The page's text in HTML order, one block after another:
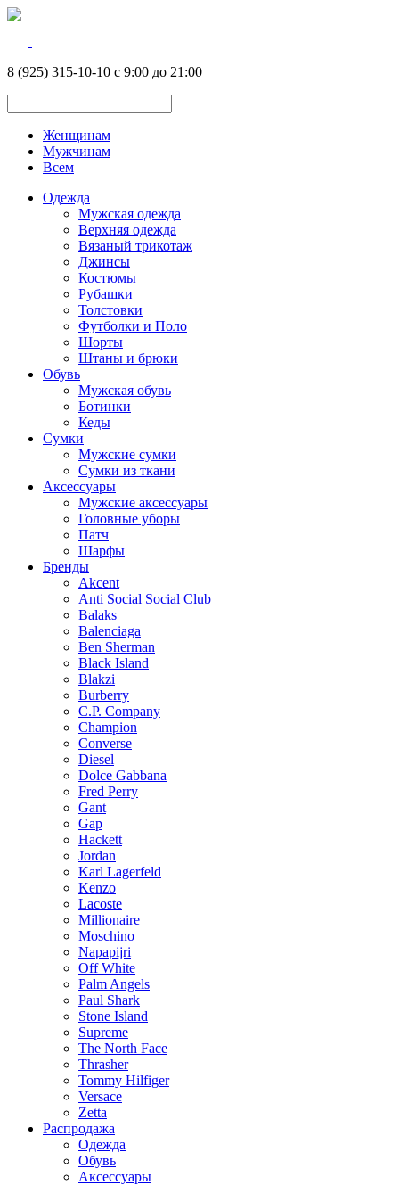
8 (925) 315-10-10 с 9:00 до 21:00
Женщинам
Мужчинам
Всем
Одежда
Мужская одежда
Верхняя одежда
Вязаный трикотаж
Джинсы
Костюмы
Рубашки
Толстовки
Футболки и Поло
Шорты
Штаны и брюки
Обувь
Мужская обувь
Ботинки
Кеды
Сумки
Мужские сумки
Сумки из ткани
Аксессуары
Мужские аксессуары
Головные уборы
Патч
Шарфы
Бренды
Akcent
Anti Social Social Club
Balaks
Balenciaga
Ben Sherman
Black Island
Blakzi
Burberry
C.P. Company
Champion
Converse
Diesel
Dolce Gabbana
Fred Perry
Gant
Gap
Hackett
Jordan
Karl Lagerfeld
Kenzo
Lacoste
Millionaire
Moschino
Napapijri
Off White
Palm Angels
Paul Shark
Stone Island
Supreme
The North Face
Thrasher
Tommy Hilfiger
Versace
Zetta
Распродажа
Одежда
Обувь
Аксессуары